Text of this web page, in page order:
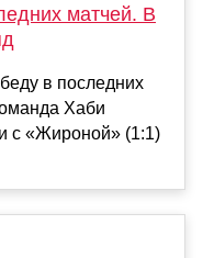
матчей. В
в последних
Хаби
с «Жироной» (1:1)